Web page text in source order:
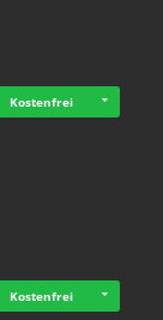
Kostenfrei
Kostenfrei